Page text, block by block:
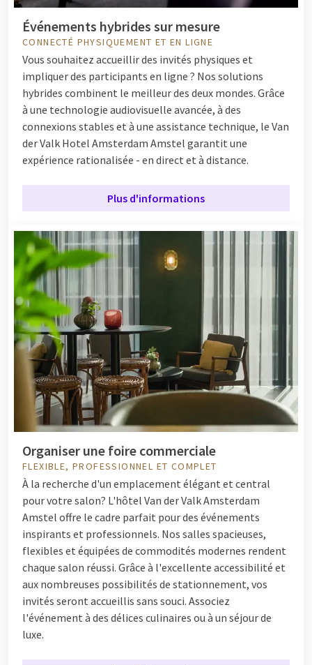
Événements hybrides sur mesure
CONNECTÉ PHYSIQUEMENT ET EN LIGNE
Vous souhaitez accueillir des invités physiques et
impliquer des participants en ligne ? Nos solutions
hybrides combinent le meilleur des deux mondes. Grâce
à une technologie audiovisuelle avancée, à des
connexions stables et à une assistance technique, le Van
der Valk Hotel Amsterdam Amstel garantit une
expérience rationalisée - en direct et à distance.
Plus d'informations
Organiser une foire commerciale
FLEXIBLE, PROFESSIONNEL ET COMPLET
À la recherche d'un emplacement élégant et central
pour votre salon? L'hôtel Van der Valk Amsterdam
Amstel offre le cadre parfait pour des événements
inspirants et professionnels. Nos salles spacieuses,
flexibles et équipées de commodités modernes rendent
chaque salon réussi. Grâce à l'excellente accessibilité et
aux nombreuses possibilités de stationnement, vos
invités seront accueillis sans souci. Associez
l'événement à des délices culinaires ou à un séjour de
luxe.